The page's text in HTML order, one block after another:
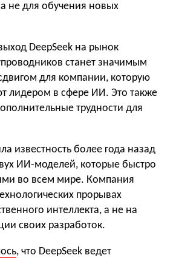
не для обучения новых
DeepSeek на рынок
станет значимым
для компании, которую
лидером в сфере ИИ. Это также
трудности для
известность более года назад
ИИ-моделей, которые быстро
во всем мире. Компания
прорывах
интеллекта, а не на
своих разработок.
, что DeepSeek ведет